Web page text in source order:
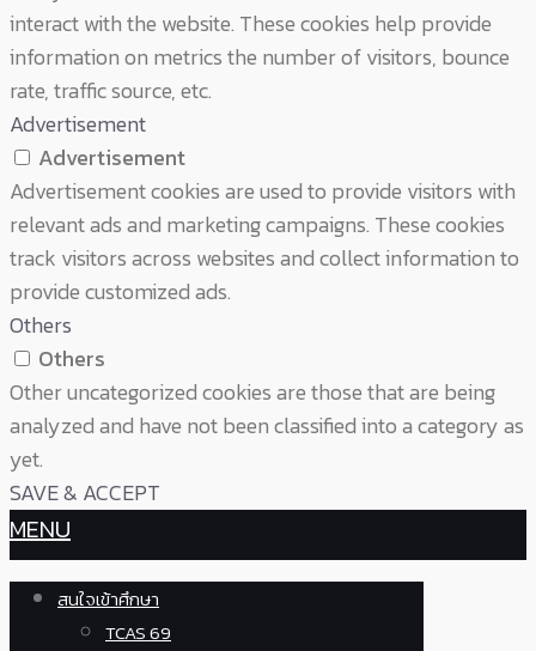
interact with the website. These cookies help provide
information on metrics the number of visitors, bounce
rate, traffic source, etc.
Advertisement
Advertisement
Advertisement cookies are used to provide visitors with
relevant ads and marketing campaigns. These cookies
track visitors across websites and collect information to
provide customized ads.
Others
Others
Other uncategorized cookies are those that are being
analyzed and have not been classified into a category as
yet.
SAVE & ACCEPT
MENU
สนใจเข้าศึกษา
TCAS 69